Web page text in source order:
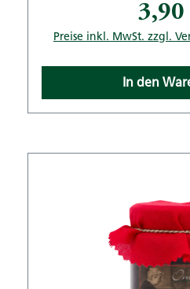
3,90
Preise inkl. MwSt. zzgl.
In den